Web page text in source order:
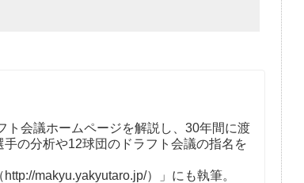
会議ホームページを解説し、30年間に渡
の分析や12球団のドラフト会議の指名を
makyu.yakyutaro.jp/）」にも執筆。